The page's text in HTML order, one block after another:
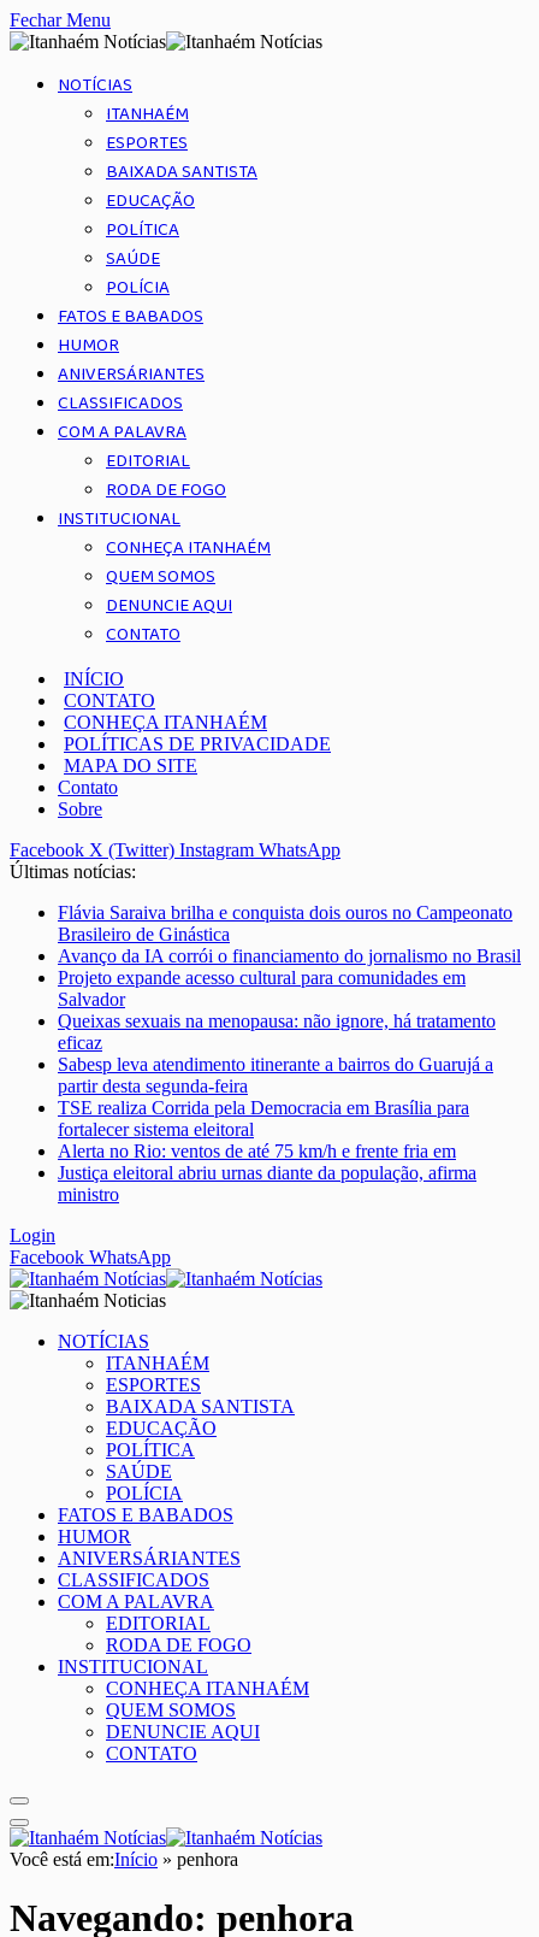
Fechar Menu
NOTÍCIAS
ITANHAÉM
ESPORTES
BAIXADA SANTISTA
EDUCAÇÃO
POLÍTICA
SAÚDE
POLÍCIA
FATOS E BABADOS
HUMOR
ANIVERSÁRIANTES
CLASSIFICADOS
COM A PALAVRA
EDITORIAL
RODA DE FOGO
INSTITUCIONAL
CONHEÇA ITANHAÉM
QUEM SOMOS
DENUNCIE AQUI
CONTATO
INÍCIO
CONTATO
CONHEÇA ITANHAÉM
POLÍTICAS DE PRIVACIDADE
MAPA DO SITE
Contato
Sobre
Facebook X (Twitter) Instagram WhatsApp
Últimas notícias:
Flávia Saraiva brilha e conquista dois ouros no Campeonato
Brasileiro de Ginástica
Avanço da IA corrói o financiamento do jornalismo no Brasil
Projeto expande acesso cultural para comunidades em
Salvador
Queixas sexuais na menopausa: não ignore, há tratamento
eficaz
Sabesp leva atendimento itinerante a bairros do Guarujá a
partir desta segunda-feira
TSE realiza Corrida pela Democracia em Brasília para
fortalecer sistema eleitoral
Alerta no Rio: ventos de até 75 km/h e frente fria em
Justiça eleitoral abriu urnas diante da população, afirma
ministro
Login
Facebook WhatsApp
NOTÍCIAS
ITANHAÉM
ESPORTES
BAIXADA SANTISTA
EDUCAÇÃO
POLÍTICA
SAÚDE
POLÍCIA
FATOS E BABADOS
HUMOR
ANIVERSÁRIANTES
CLASSIFICADOS
COM A PALAVRA
EDITORIAL
RODA DE FOGO
INSTITUCIONAL
CONHEÇA ITANHAÉM
QUEM SOMOS
DENUNCIE AQUI
CONTATO
Você está em:Início » penhora
Navegando: penhora